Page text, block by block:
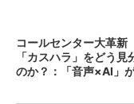
コールセンター大革
「カスハラ」をどう見
のか？：「音声×AI」